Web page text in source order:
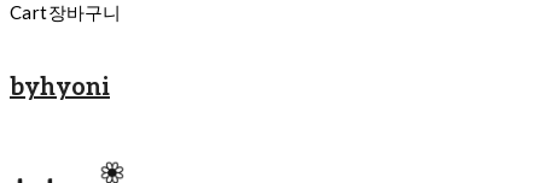
Cart장바구니
byhyoni